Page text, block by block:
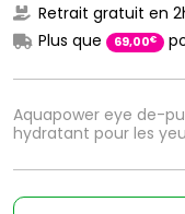
Aquapower eye de-
hydratant pour les
Retrait gratuit en
Plus que
69,00€